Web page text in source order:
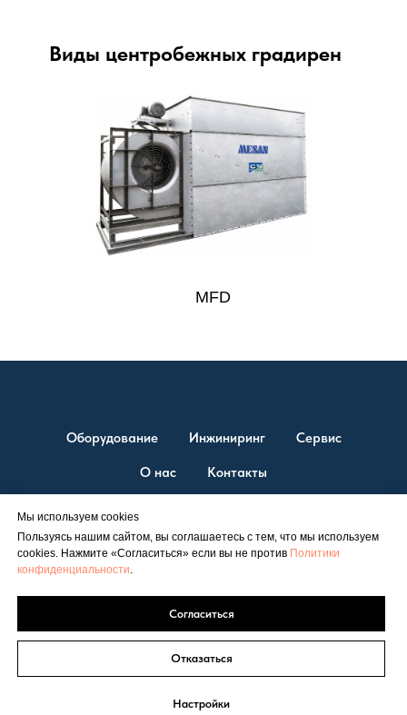
MFD
Виды центробежных градирен
Оборудование Инжиниринг Сервис
О нас Контакты
© ТД “ЭСТ” 2026. Единственный официальный представитель
Shuangliang на территории России.
+7 (812) 646-71-99|est@est-rus.ru
Политика конфиденциальности
Соглашение об обработке персональных данных
Мы используем cookies
Пользуясь нашим сайтом, вы соглашаетесь с тем, что мы используем
cookies. Нажмите «Согласиться» если вы не против Политики
конфиденциальности
Согласиться
Отказаться
Настройки